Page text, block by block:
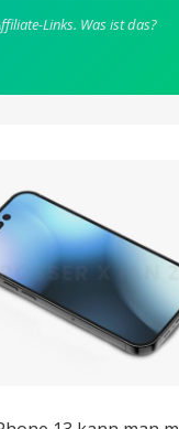
iPhone
14
30
XR-
Design
Links. Was ist das?